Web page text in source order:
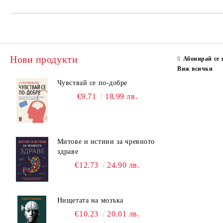
Нови продукти
Чувствай се по-добре
€9.71 18.99 лв.
Митове и истини за чревното
здраве
€12.73 24.90 лв.
Нищетата на мозъка
€10.23 20.01 лв.
Абонирай се
Виж всички